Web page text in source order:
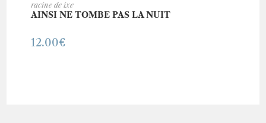
racine de ixe
AINSI NE TOMBE PAS LA NUIT
12.00€